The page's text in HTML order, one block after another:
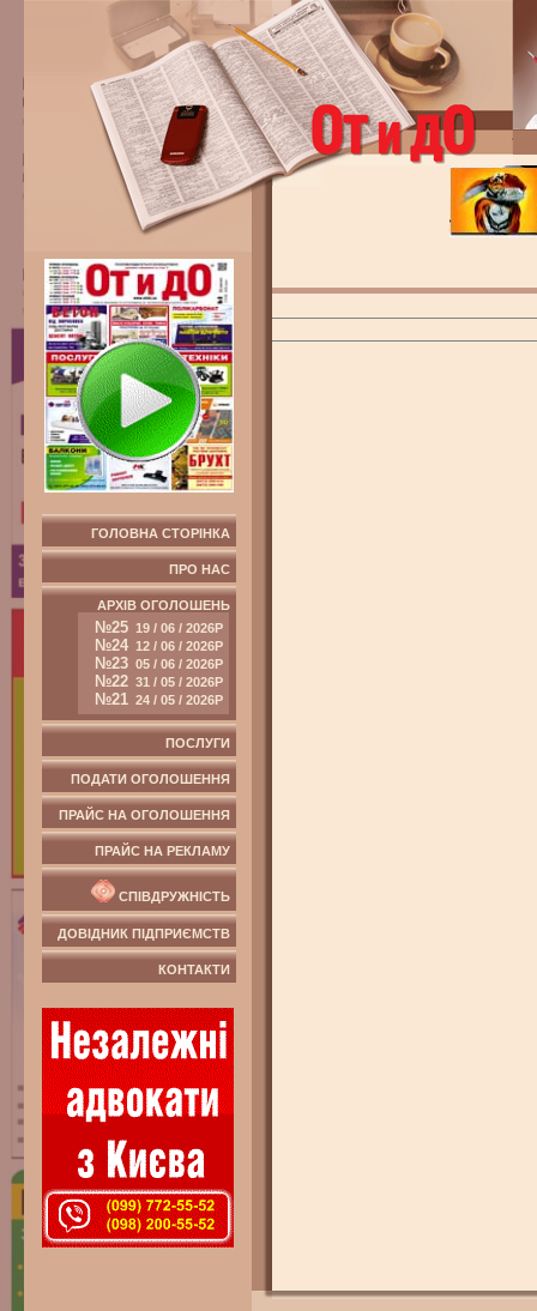
ГОЛОВНА СТОРІНКА
ПРО НАС
АРХІВ ОГОЛОШЕНЬ
№25 19 / 06 / 2026Р
№24 12 / 06 / 2026Р
№23 05 / 06 / 2026Р
№22 31 / 05 / 2026Р
№21 24 / 05 / 2026Р
ПОСЛУГИ
ПОДАТИ ОГОЛОШЕННЯ
ПРАЙС НА ОГОЛОШЕННЯ
ПРАЙС НА РЕКЛАМУ
СПІВДРУЖНІСТЬ
ДОВІДНИК ПІДПРИЄМСТВ
КОНТАКТИ